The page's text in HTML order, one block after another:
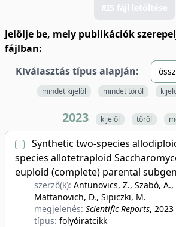
RIS fájl letöltése
Jelölje be, mely publikációk
fájlban:
Kiválasztás típus alapján:
mindet kijelöl mindet töröl
2023 kijelöl töröl
Synthetic two-species
species allotetraploid
euploid (complete) parental
szerző(k): Antunovics, Z., Szabó,
Mattanovich, D., Sipiczki, M.
megjelenés: Scientific Reports, 2023
típus: folyóiratcikk